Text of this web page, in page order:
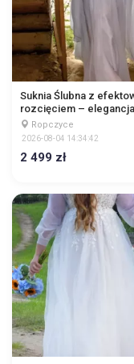
Suknia Ślubna z
rozcięciem –
nowoczesności
Ropczyce
2026-08-04 14:34:42
2 499 zł